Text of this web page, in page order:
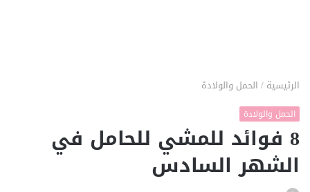
الرئيسية / الحمل والولادة
الحمل والولادة
8 فوائد للمشي للحامل في
الشهر السادس